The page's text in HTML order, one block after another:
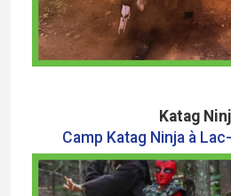
Katag
Camp Katag Ninja à